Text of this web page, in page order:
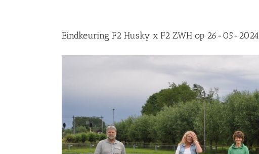
Eindkeuring F2 Husky x F2 ZWH op 26-05-2024